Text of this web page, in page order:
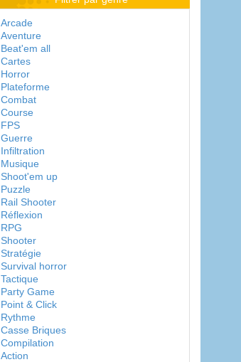
Arcade
Aventure
Beat'em all
Cartes
Horror
Plateforme
Combat
Course
FPS
Guerre
Infiltration
Musique
Shoot'em up
Puzzle
Rail Shooter
Réflexion
RPG
Shooter
Stratégie
Survival horror
Tactique
Party Game
Point & Click
Rythme
Casse Briques
Compilation
Action